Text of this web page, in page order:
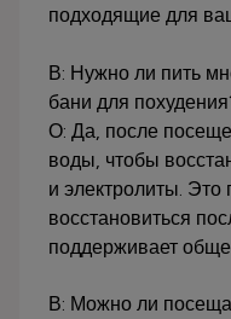
подходящие для
В: Нужно ли пить
бани для
О: Да, после
воды, чтобы
и электролиты. Это
восстановиться
поддерживает
В: Можно ли